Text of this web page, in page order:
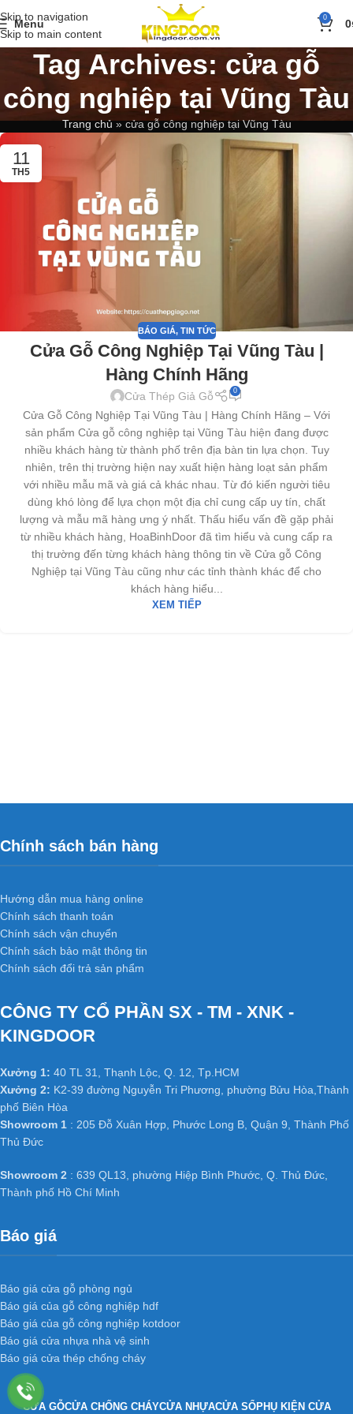
Skip to navigation
Skip to main content
Menu 0 0
Tag Archives: cửa gỗ
công nghiệp tại Vũng Tàu
Trang chủ»cửa gỗ công nghiệp tại Vũng Tàu
11
TH5
BÁO GIÁ, TIN TỨC
Cửa Gỗ Công Nghiệp Tại Vũng Tàu |
Hàng Chính Hãng
Cửa Thép Giả Gỗ 0
Cửa Gỗ Công Nghiệp Tại Vũng Tàu | Hàng Chính Hãng – Với
sản phẩm Cửa gỗ công nghiệp tại Vũng Tàu hiện đang được
nhiều khách hàng từ thành phố trên địa bàn tin lựa chọn. Tuy
nhiên, trên thị trường hiện nay xuất hiện hàng loạt sản phẩm
với nhiều mẫu mã và giá cả khác nhau. Từ đó kiến người tiêu
dùng khó lòng để lựa chọn một địa chỉ cung cấp uy tín, chất
lượng và mẫu mã hàng ưng ý nhất. Thấu hiểu vấn đề gặp phải
từ nhiều khách hàng, HoaBinhDoor đã tìm hiểu và cung cấp ra
thị trường đến từng khách hàng thông tin về Cửa gỗ Công
Nghiệp tại Vũng Tàu cũng như các tỉnh thành khác để cho
khách hàng hiểu...
XEM TIẾP
Chính sách bán hàng
Hướng dẫn mua hàng online
Chính sách thanh toán
Chính sách vận chuyển
Chính sách bảo mật thông tin
Chính sách đổi trả sản phẩm
CÔNG TY CỔ PHẦN SX - TM - XNK -
KINGDOOR
Xưởng 1: 40 TL 31, Thạnh Lộc, Q. 12, Tp.HCM
Xưởng 2: K2-39 đường Nguyễn Tri Phương, phường Bửu Hòa,Thành
phố Biên Hòa
Showroom 1 : 205 Đỗ Xuân Hợp, Phước Long B, Quận 9, Thành Phố
Thủ Đức
Showroom 2 : 639 QL13, phường Hiệp Bình Phước, Q. Thủ Đức,
Thành phố Hồ Chí Minh
Báo giá
Báo giá cửa gỗ phòng ngủ
Báo giá của gỗ công nghiệp hdf
Báo giá của gỗ công nghiệp kotdoor
Báo giá cửa nhựa nhà vệ sinh
Báo giá cửa thép chống cháy
CỬA GỖCỬA CHỐNG CHÁYCỬA NHỰACỬA SỔPHỤ KIỆN CỬA